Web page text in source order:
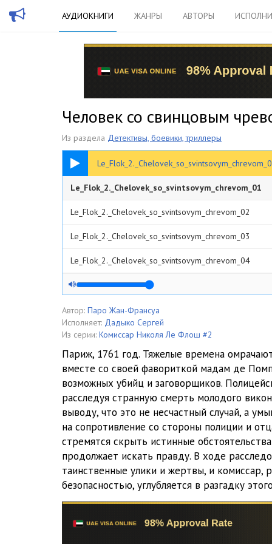
АУДИОКНИГИ ЖАНРЫ АВТОРЫ
Человек со свинцовым
Из раздела Детективы, боевики, триллеры
01:46
Le_Flok_2._Chelovek_so_svintsovym_chrevom_01
Le_Flok_2._Chelovek_so_svintsovym_chrevom_02
Le_Flok_2._Chelovek_so_svintsovym_chrevom_03
Le_Flok_2._Chelovek_so_svintsovym_chrevom_04
Le_Flok_2._Chelovek_so_svintsovym_chrevom_05
Le_Flok_2._Chelovek_so_svintsovym_chrevom_06
Le_Flok_2._Chelovek_so_svintsovym_chrevom_07
Le_Flok_2._Chelovek_so_svintsovym_chrevom_08
Le_Flok_2._Chelovek_so_svintsovym_chrevom_09
Le_Flok_2._Chelovek_so_svintsovym_chrevom_10
Le_Flok_2._Chelovek_so_svintsovym_chrevom_11
Le_Flok_2._Chelovek_so_svintsovym_chrevom_12
Le_Flok_2._Chelovek_so_svintsovym_chrevom_13
Le_Flok_2._Chelovek_so_svintsovym_chrevom_14
Le_Flok_2._Chelovek_so_svintsovym_chrevom_15
Автор: Паро Жан-Франсуа
Исполняет: Дадыко Сергей
Из серии: Комиссар Николя Ле Флош #2
Париж, 1761 год. Тяжелые времена
вместе со своей фавориткой мадам де
возможных убийц и заговорщиков.
расследуя странную смерть молодого
выводу, что это не несчастный случай, а
на сопротивление со стороны полиции и
стремятся скрыть истинные
продолжает искать правду. В ходе
таинственные улики и жертвы, и комиссар,
безопасностью, углубляется в разгадку